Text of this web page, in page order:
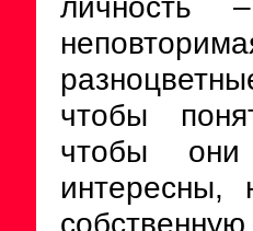
чтобы
чтобы
интересны,